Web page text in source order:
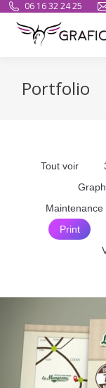
06 16 32 24 25
Portfolio
Tout voir
Maintenance
Print